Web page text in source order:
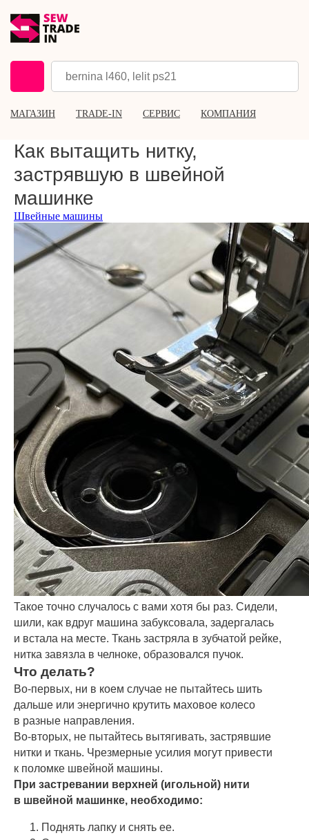
МАГАЗИН TRADE-IN СЕРВИС КОМПАНИЯ
Как вытащить нитку,
застрявшую в швейной
машинке
Швейные машины
Такое точно случалось с вами хотя бы раз. Сидели,
шили, как вдруг машина забуксовала, задергалась
и встала на месте. Ткань застряла в зубчатой рейке,
нитка завязла в челноке, образовался пучок.
Что делать?
Во-первых, ни в коем случае не пытайтесь шить
дальше или энергично крутить маховое колесо
в разные направления.
Во-вторых, не пытайтесь вытягивать, застрявшие
нитки и ткань. Чрезмерные усилия могут привести
к поломке швейной машины.
При застревании верхней (игольной) нити
в швейной машинке, необходимо:
Поднять лапку и снять ее.